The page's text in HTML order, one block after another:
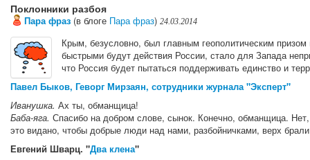
Поклонники разбоя
Пара фраз (в блоге Пара фраз) 24.03.2014
Крым, безусловно, был главным геополитическим
быстрыми будут действия России, стало для Запада
что Россия будет пытаться поддерживать единство и
Павел Быков, Геворг Мирзаян, сотрудники журнала "Эксперт"
Иванушка. Ах ты, обманщица!
Баба-яга. Спасибо на добром слове, сынок. Конечно, обманщица.
это видано, чтобы добрые люди над нами, разбойничками, верх
Евгений Шварц. "Два клена"